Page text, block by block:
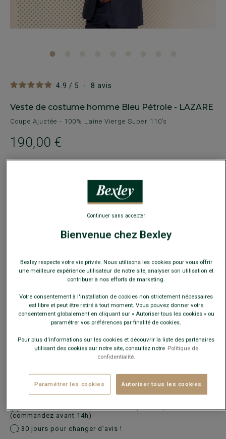
4.9 / 5 - 8 avis
Veste de costume homme Bleu Pétrole - LAZARE
Coupe Ajustée - 100% Laine Vierge Super 110’s
190,00 €
Payez en plusieurs fois dès 199€ d'achat
COULEURS DISPONIBLES
Ce modèle taille petit, choisir la taille au-dessus de votre
Guide des tailles
Quelle est ma taille ?
Voir la disponibilité en magasin
(commandez avant 14h)
30 jours pour changer d'avis !
Bienvenue chez Bexley
Bexley respecte votre vie privée. Nous utilisons les cookies pour vous offrir
une meilleure expérience utilisateur de notre site, analyser son utilisation et
contribuer à nos efforts de marketing.
Votre consentement à l'installation de cookies non strictement nécessaires
est libre et peut être retiré à tout moment. Vous pouvez donner votre
consentement globalement en cliquant sur « Autoriser tous les cookies » ou
paramétrer vos préférences par finalité de cookies.
Pour plus d'informations sur les cookies et découvrir la liste des partenaires
utilisant des cookies sur notre site, consultez notre Politique de
confidentialité.
Paramétrer les cookies Autoriser tous les cookies
Continuer sans accepter